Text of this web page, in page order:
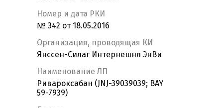
Номер и дата РКИ
№ 342 от 18.05.2016
Организация, проводящая КИ
Янссен-Силаг Интернешнл ЭнВи
Наименование ЛП
Ривароксабан (JNJ-39039039; BAY
59-7939)